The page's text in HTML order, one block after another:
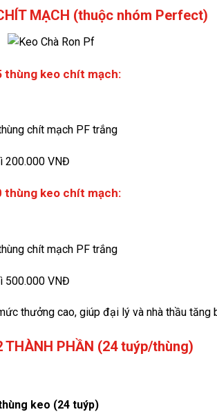
MẠCH (thuộc nhóm Perfect)
thùng keo chít mạch:
chít mạch PF trắng
200.000 VNĐ
thùng keo chít mạch:
chít mạch PF trắng
500.000 VNĐ
thưởng cao, giúp đại lý và nhà thầu tăng
THÀNH PHẦN (24 tuýp/thùng)
keo (24 tuýp)